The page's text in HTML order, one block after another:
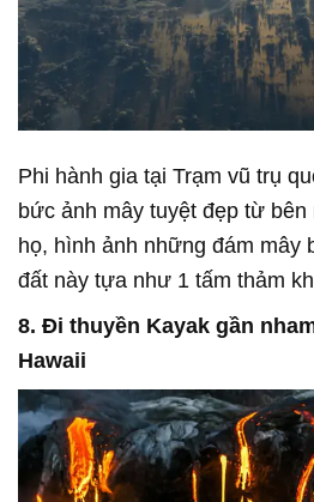
Phi hành gia tại Trạm vũ trụ
bức ảnh mây tuyệt đẹp từ bên
họ, hình ảnh những đám mây
đất này tựa như 1 tấm thảm
8. Đi thuyền Kayak gần
Hawaii